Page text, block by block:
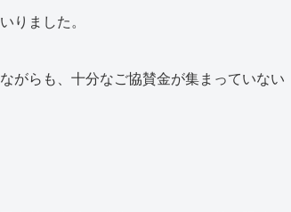
りました。
がらも、十分なご協賛金が集まっていない